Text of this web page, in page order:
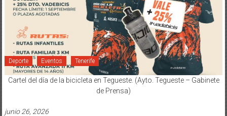
Deporte Eventos Tenerife
Cartel del día de la bicicleta en Tegueste. (Ayto. Tegueste – Gabinete
de Prensa)
junio 26, 2026